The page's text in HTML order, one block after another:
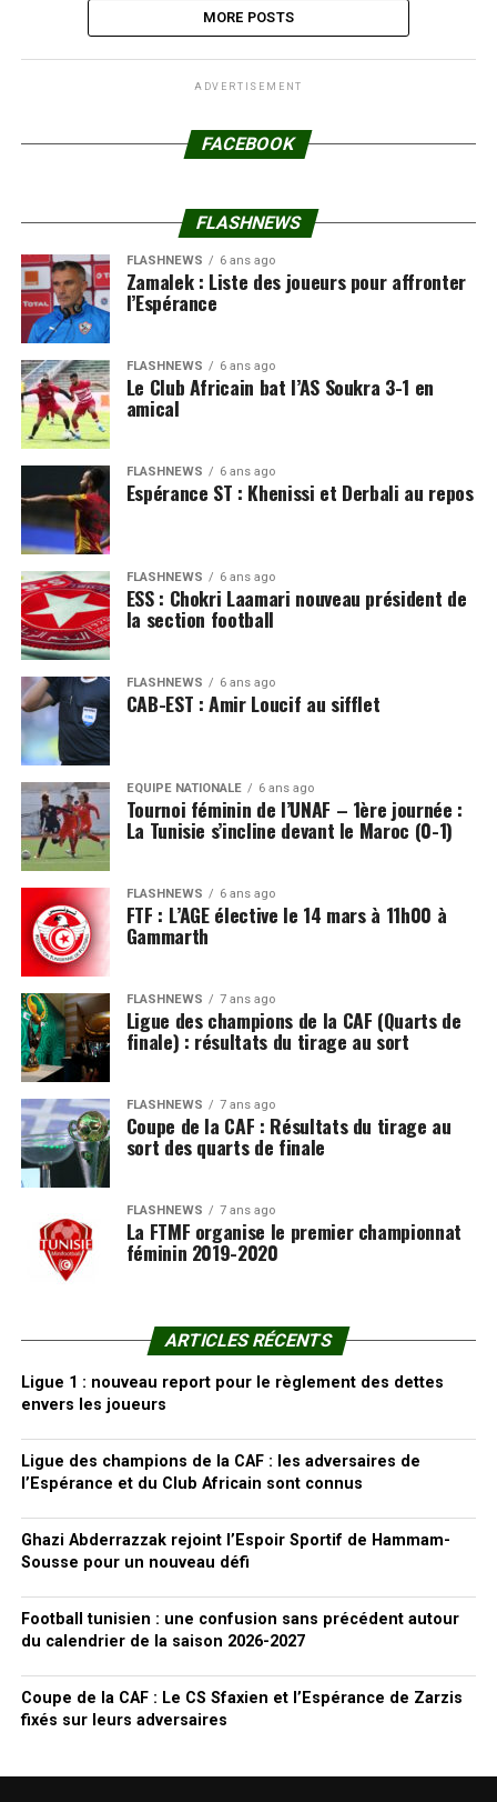
MORE POSTS
ADVERTISEMENT
FACEBOOK
FLASHNEWS
FLASHNEWS 6 ans ago
Zamalek : Liste des joueurs pour affronter
l’Espérance
FLASHNEWS 6 ans ago
Le Club Africain bat l’AS Soukra 3-1 en
amical
FLASHNEWS 6 ans ago
Espérance ST : Khenissi et Derbali au repos
FLASHNEWS 6 ans ago
ESS : Chokri Laamari nouveau président de
la section football
FLASHNEWS 6 ans ago
CAB-EST : Amir Loucif au sifflet
EQUIPE NATIONALE 6 ans ago
Tournoi féminin de l’UNAF – 1ère journée :
La Tunisie s’incline devant le Maroc (0-1)
FLASHNEWS 6 ans ago
FTF : L’AGE élective le 14 mars à 11h00 à
Gammarth
FLASHNEWS 7 ans ago
Ligue des champions de la CAF (Quarts de
finale) : résultats du tirage au sort
FLASHNEWS 7 ans ago
Coupe de la CAF : Résultats du tirage au
sort des quarts de finale
FLASHNEWS 7 ans ago
La FTMF organise le premier championnat
féminin 2019-2020
ARTICLES RÉCENTS
Ligue 1 : nouveau report pour le règlement des dettes
envers les joueurs
Ligue des champions de la CAF : les adversaires de
l’Espérance et du Club Africain sont connus
Ghazi Abderrazzak rejoint l’Espoir Sportif de Hammam-
Sousse pour un nouveau défi
Football tunisien : une confusion sans précédent autour
du calendrier de la saison 2026-2027
Coupe de la CAF : Le CS Sfaxien et l’Espérance de Zarzis
fixés sur leurs adversaires